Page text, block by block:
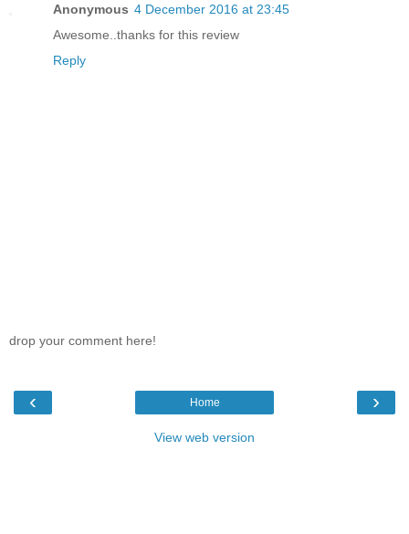
Anonymous 4 December 2016 at 23:45
Awesome..thanks for this review
Reply
drop your comment here!
‹ ›
Home
View web version